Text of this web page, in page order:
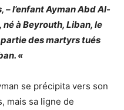
– l’enfant Ayman Abd Al-
né à Beyrouth, Liban, le
des martyrs tués
«
se précipita vers son
mais sa ligne de